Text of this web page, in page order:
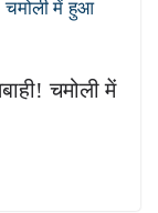
चमोली में